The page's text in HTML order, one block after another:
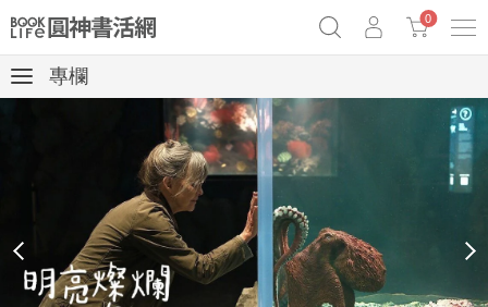
《祕密》作者最新《致富》公開 原子習慣實踐本
Netflix話題章魚小說！
0
專欄
prev next